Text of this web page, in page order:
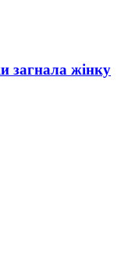
загнала жінку